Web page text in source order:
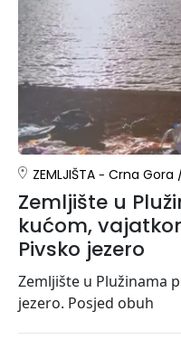
ZEMLJIŠTA Crna Gora
Zemljište u
kućom,
Pivsko jezero
Zemljište u Plužinama
jezero. Posjed obuh